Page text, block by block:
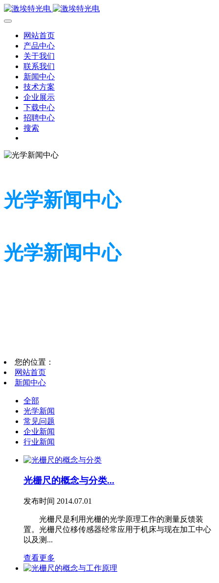
网站首页
产品中心
关于我们
联系我们
新闻中心
技术方案
企业展示
下载中心
招聘中心
搜索
光学新闻中心
光学新闻中心
您的位置：
网站首页
新闻中心
全部
光学新闻
常见问题
企业新闻
行业新闻
光栅尺的概念与分类...
发布时间 2014.07.01
光栅尺是利用光栅的光学原理工作的测量反馈装
置。光栅尺位移传感器经常应用于机床与现在加工中心
以及测...
查看更多